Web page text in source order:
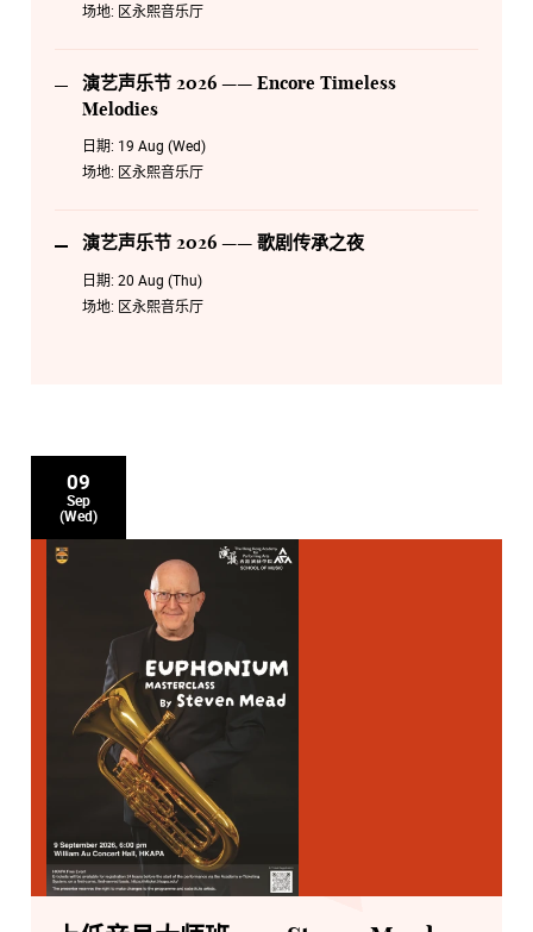
场地: 区永熙音乐厅
演艺声乐节 2026 —— Encore Timeless
Melodies
日期: 19 Aug (Wed)
场地: 区永熙音乐厅
演艺声乐节 2026 —— 歌剧传承之夜
日期: 20 Aug (Thu)
场地: 区永熙音乐厅
09
Sep
(Wed)